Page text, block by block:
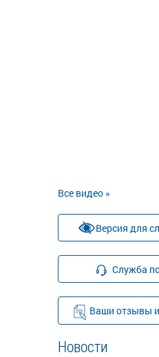
Все видео »
Версия для
Служба
Ваши отзывы
Новости